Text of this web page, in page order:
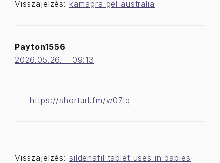
Visszajelzés: kamagra gel australia
Payton1566
2026.05.26. - 09:13
https://shorturl.fm/w07lq
Visszajelzés: sildenafil tablet uses in babies